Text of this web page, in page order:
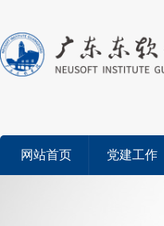
网站首页 党建工作